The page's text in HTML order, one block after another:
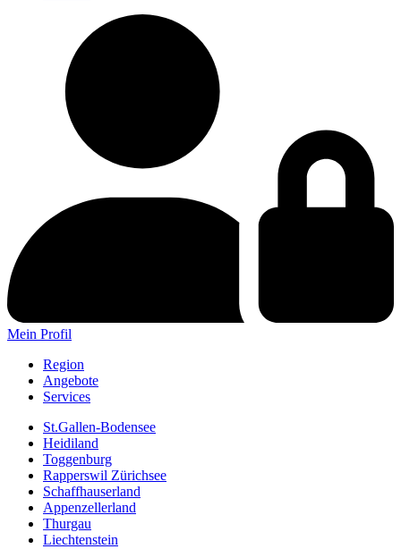
Mein Profil
Region
Angebote
Services
St.Gallen-Bodensee
Heidiland
Toggenburg
Rapperswil Zürichsee
Schaffhauserland
Appenzellerland
Thurgau
Liechtenstein